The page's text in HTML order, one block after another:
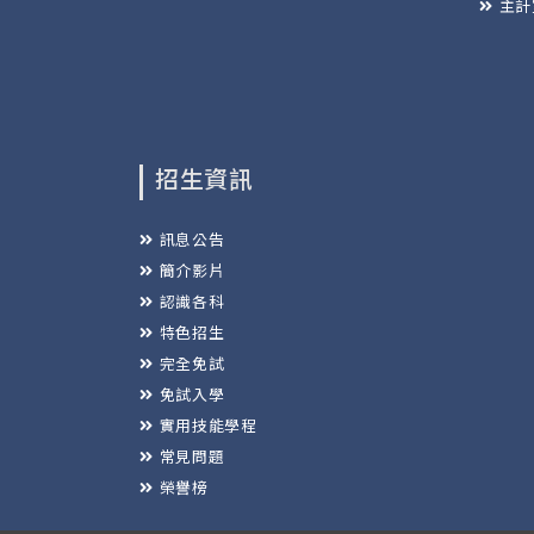
主
招生資訊
訊息公告
簡介影片
認識各科
特色招生
完全免試
免試入學
實用技能學程
常見問題
榮譽榜